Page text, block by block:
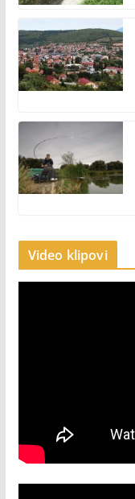
Video klipovi